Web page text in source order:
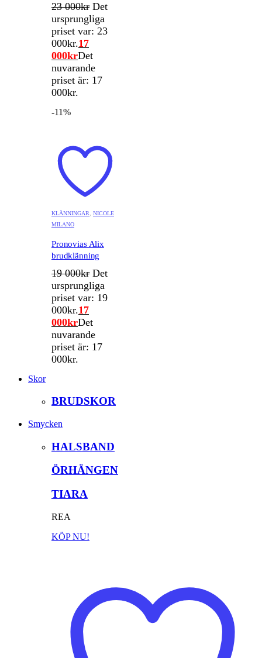
23 000kr Det
ursprungliga
priset var: 23
000kr.17
000krDet
nuvarande
priset är: 17
000kr.
-11%
KLÄNNINGAR
NICOLE
MILANO
Pronovias Alix
brudklänning
19 000kr Det
ursprungliga
priset var: 19
000kr.17
000krDet
nuvarande
priset är: 17
000kr.
Skor
BRUDSKOR
Smycken
HALSBAND
ÖRHÄNGEN
TIARA
REA
KÖP NU!